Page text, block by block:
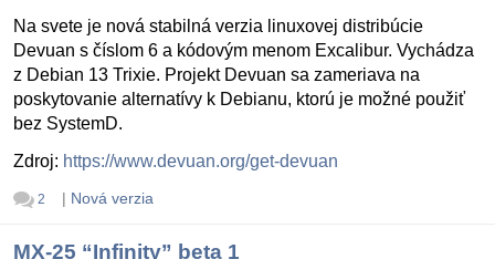
Na svete je nová stabilná verzia linuxovej distribúcie
Devuan s číslom 6 a kódovým menom Excalibur. Vychádza
z Debian 13 Trixie. Projekt Devuan sa zameriava na
poskytovanie alternatívy k Debianu, ktorú je možné použiť
bez SystemD.
Zdroj: https://www.devuan.org/get-devuan
2 | Nová verzia
MX-25 “Infinity” beta 1